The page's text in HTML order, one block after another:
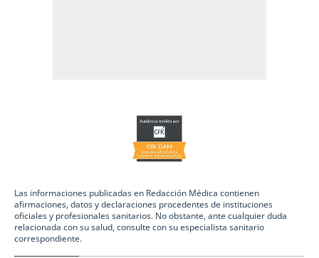
Las informaciones publicadas en Redacción Médica contienen
afirmaciones, datos y declaraciones procedentes de instituciones
oficiales y profesionales sanitarios. No obstante, ante cualquier duda
relacionada con su salud, consulte con su especialista sanitario
correspondiente.